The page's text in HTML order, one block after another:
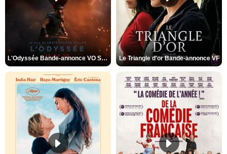
L'Odyssée Bande-annonce VO STFR Le Triangle d'or Bande-annonce VF